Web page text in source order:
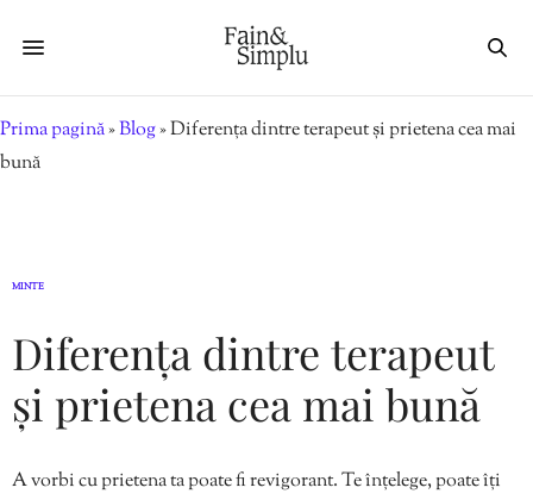
Prima pagină»Blog»Diferența dintre terapeut și prietena cea mai
bună
MINTE
Diferența dintre terapeut
și prietena cea mai bună
A vorbi cu prietena ta poate fi revigorant. Te înțelege, poate îți